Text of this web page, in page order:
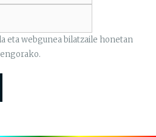
eta webgunea bilatzaile honetan